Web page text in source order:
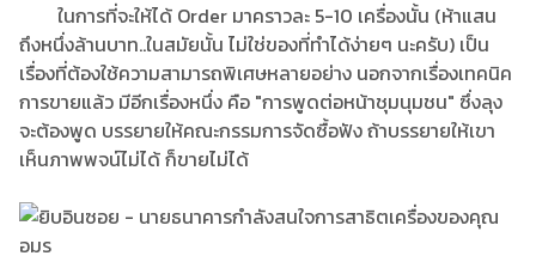
ในการที่จะให้ได้ Order มาคราวละ 5-10 เครื่องนั้น (ห้าแสน
ถึงหนึ่งล้านบาท..ในสมัยนั้น ไม่ใช่ของที่ทำได้ง่ายๆ นะครับ) เป็น
เรื่องที่ต้องใช้ความสามารถพิเศษหลายอย่าง นอกจากเรื่องเทคนิค
การขายแล้ว มีอีกเรื่องหนึ่ง คือ "การพูดต่อหน้าชุมนุมชน" ซึ่งลุง
จะต้องพูด บรรยายให้คณะกรรมการจัดซื้อฟัง ถ้าบรรยายให้เขา
เห็นภาพพจน์ไม่ได้ ก็ขายไม่ได้